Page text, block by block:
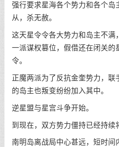
强行要求星海各个势力和各个岛
从，杀无赦。
这天星令令各大势力和岛主不满
一派谋权篡位，假借还在闭关的
令。
正魔两派为了反抗金奎势力，
的岛主也叛变纷纷加入其中。
逆星盟与星宫斗争开始。
到现在，双方势力僵持已经持续
南明岛离战局中心甚远，短时间